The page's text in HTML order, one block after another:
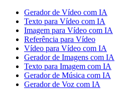
Gerador de Vídeo com IA
Texto para Vídeo com IA
Imagem para Vídeo com IA
Referência para Vídeo
Vídeo para Vídeo com IA
Gerador de Imagens com IA
Texto para Imagem com IA
Gerador de Música com IA
Gerador de Voz com IA